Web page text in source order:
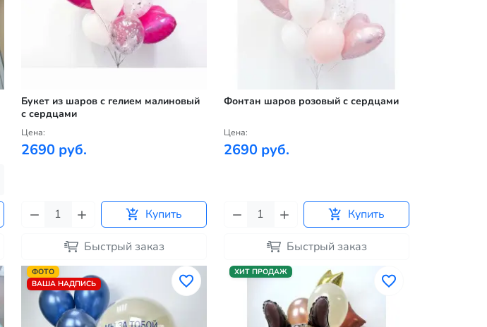
Букет из шаров с гелием малиновый
с сердцами
Цена:
2690 руб.
Купить
Быстрый заказ
Фонтан шаров розовый с сердцами
Цена:
2690 руб.
Купить
Быстрый заказ
ФОТО
ВАША НАДПИСЬ
ХИТ ПРОДАЖ